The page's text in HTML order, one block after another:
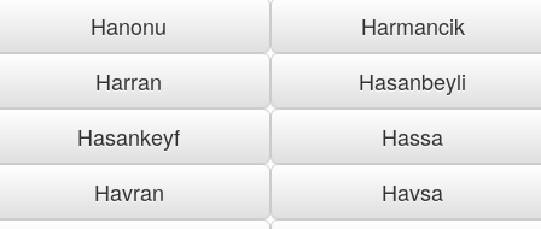
Hanonu
Harmancik
Harran
Hasanbeyli
Hasankeyf
Hassa
Havran
Havsa